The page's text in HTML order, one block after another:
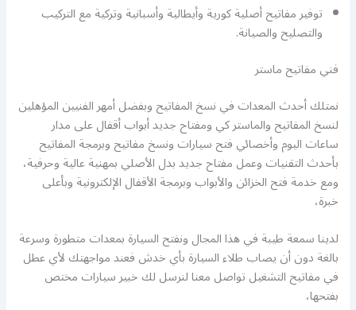
توفير مفاتيح أصلية كورية وأيطالية وأسبانية وتركية مع التركيب
والتصليح والصيانة.
فني مفاتيح ماستر
نمتلك أحدث المعدات في نسخ المفاتيح وبفضل أمهر الفنيين المؤهلين
لنسخ المفاتيح والماستر كي ومفتاح جديد أبواب أقفال على مدار
ساعات اليوم وأخصائي فتح سيارات ونسخ مفاتيح وبرمجة المفاتيح
بأحدث التقنيات وعمل مفتاح جديد بدل الأصلي بمهنية عالية وحرفية،
ومع خدمة فتح الخزائن والأبواب وبرمجة الأقفال الإلكترونية وبأعلى
خبرة،
لدينا سمعة طيبة في هذا المجال ونفتح السيارة بمعدات متطورة وسرعة
بالغة دون أن يصاب طلاء السيارة بأي خدش فعند مواجهتك لأي عطل
في مفاتيح التشغيل تواصل معنا لنرسل لك خبير سيارات مختص
بفتحها،